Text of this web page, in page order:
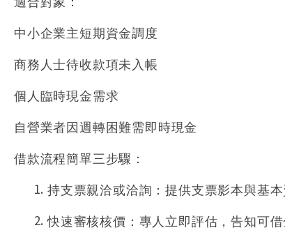
中小企業主短期資金調度
商務人士待收款項未入帳
個人臨時現金需求
自營業者因週轉困難需即時現金
借款流程簡單三步驟：
持支票親洽或洽詢 ：提供支票影本與基本
快速審核核價 ：專人立即評估，告知可借